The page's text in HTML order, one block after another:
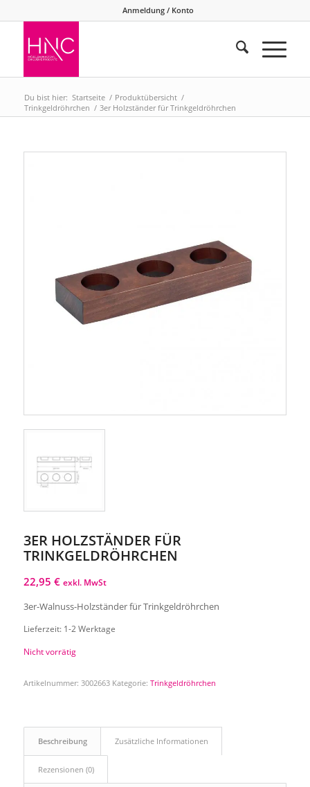
Anmeldung / Konto
Du bist hier: Startseite / Produktübersicht /
Trinkgeldröhrchen / 3er Holzständer für Trinkgeldröhrchen
3ER HOLZSTÄNDER FÜR
TRINKGELDRÖHRCHEN
22,95 € exkl. MwSt
3er-Walnuss-Holzständer für Trinkgeldröhrchen
Lieferzeit: 1-2 Werktage
Nicht vorrätig
Artikelnummer: 3002663 Kategorie: Trinkgeldröhrchen
Beschreibung Zusätzliche Informationen
Rezensionen (0)